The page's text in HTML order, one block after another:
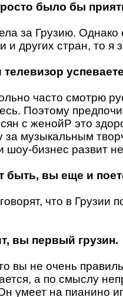
было бы
за Грузию.
и других стран, то я
часто смотрю
Поэтому
с женойP это
за музыкальным
шоу-бизнес развит
быть, вы еще и
что в Грузии
вы первый грузин.
вы не очень
а по смыслу
умеет на пианино